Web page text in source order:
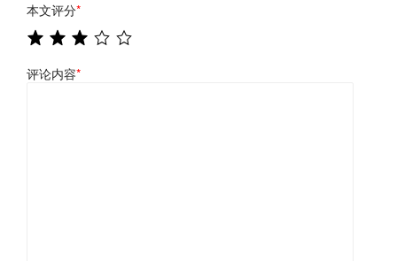
本文评分*
评论内容*